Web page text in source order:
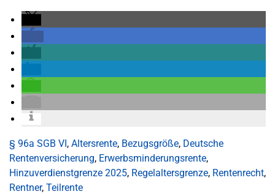
§ 96a SGB VI, Altersrente, Bezugsgröße, Deutsche
Rentenversicherung, Erwerbsminderungsrente,
Hinzuverdienstgrenze 2025, Regelaltersgrenze, Rentenrecht,
Rentner, Teilrente